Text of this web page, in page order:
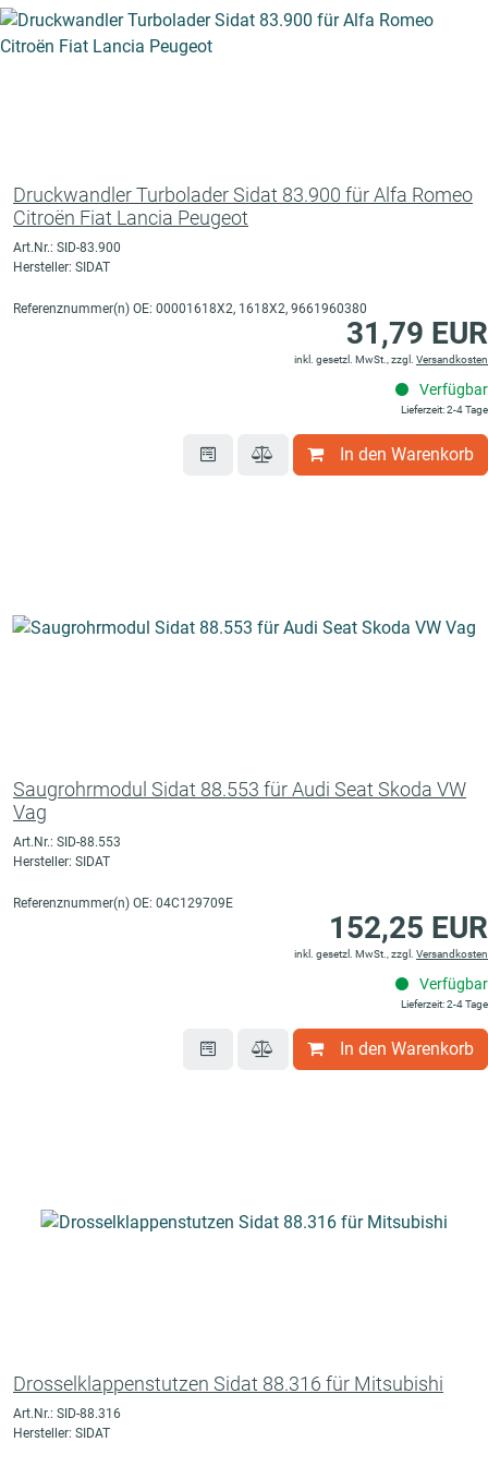
Druckwandler Turbolader Sidat 83.900 für Alfa Romeo
Citroën Fiat Lancia Peugeot
Art.Nr.: SID-83.900
Hersteller: SIDAT
Referenznummer(n) OE: 00001618X2, 1618X2, 9661960380
31,79 EUR
inkl. gesetzl. MwSt., zzgl. Versandkosten
Verfügbar
Lieferzeit: 2-4 Tage
In den Warenkorb
Saugrohrmodul Sidat 88.553 für Audi Seat Skoda VW
Vag
Art.Nr.: SID-88.553
Hersteller: SIDAT
Referenznummer(n) OE: 04C129709E
152,25 EUR
inkl. gesetzl. MwSt., zzgl. Versandkosten
Verfügbar
Lieferzeit: 2-4 Tage
In den Warenkorb
Drosselklappenstutzen Sidat 88.316 für Mitsubishi
Art.Nr.: SID-88.316
Hersteller: SIDAT